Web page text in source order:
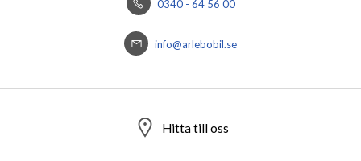
0340 - 64 56 00
info@arlebobil.se
Hitta till oss